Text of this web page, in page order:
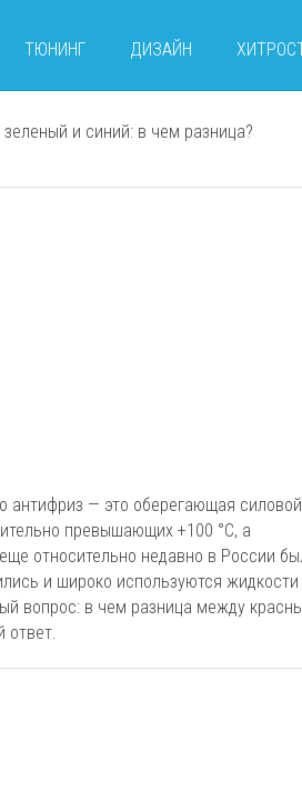
ТЮНИНГ ДИЗАЙН
и синий: в чем разница?
антифриз — это оберегающая силовой
превышающих +100 °С, а
относительно недавно в России
и широко используются жидкости
вопрос: в чем разница между
ответ.